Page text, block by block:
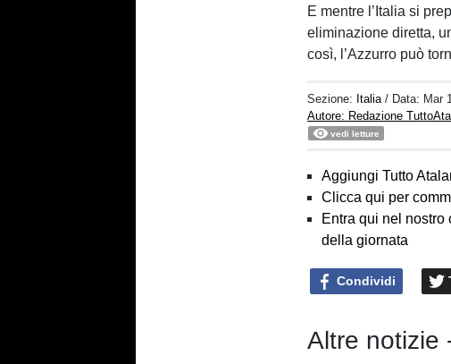
E mentre l’Italia si
eliminazione diretta,
così, l’Azzurro può
Sezione: Italia / Data: Mar
Autore: Redazione
vedi letture
Aggiungi Tutto
Clicca qui per
Entra qui nel
della giornata
Condividi
Altre notizie